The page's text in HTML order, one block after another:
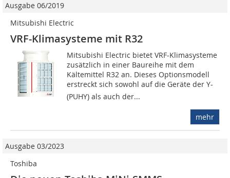
Ausgabe 06/2019
Mitsubishi Electric
VRF-Klimasysteme mit R32
Mitsubishi Electric bietet VRF-Klimasysteme
zusätzlich in einer Baureihe mit dem
Kältemittel R32 an. Dieses Optionsmodell
erstreckt sich sowohl auf die Geräte der Y-
(PUHY) als auch der...
mehr
Ausgabe 03/2023
Toshiba